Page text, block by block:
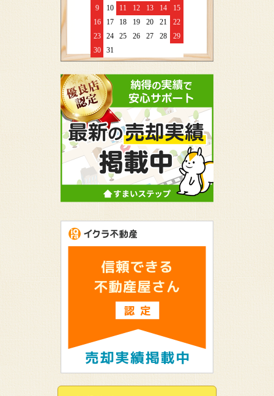
9
10 11 12 13 14
15
16
17 18 19 20 21
22
23
24 25 26 27 28
29
30
31